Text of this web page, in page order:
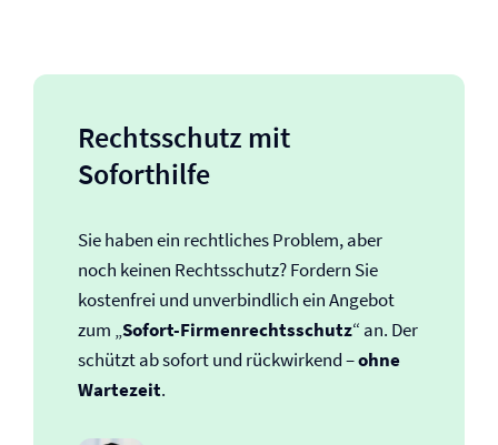
Rechtsschutz mit
Soforthilfe
Sie haben ein rechtliches Problem, aber
noch keinen Rechtsschutz? Fordern Sie
kostenfrei und unverbindlich ein Angebot
zum „Sofort-Firmen­rechtsschutz“ an. Der
schützt ab sofort und rückwirkend –ohne
Wartezeit.